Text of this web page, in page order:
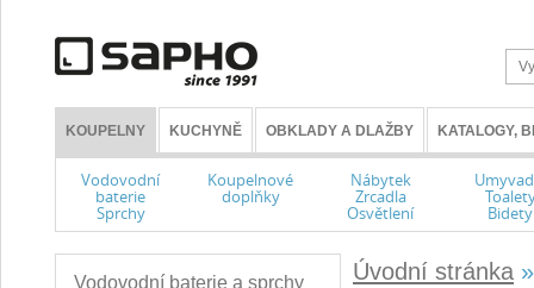
KOUPELNY KUCHYNĚ OBKLADY A DLAŽBY KATALOGY,
Vodovodní
baterie
Sprchy
Koupelnové
doplňky
Nábytek
Zrcadla
Osvětlení Bidety
Vodovodní baterie a sprchy Úvodní stránka